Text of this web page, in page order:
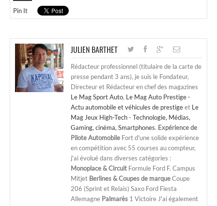
Pin It
JULIEN BARTHET
Rédacteur professionnel (titulaire de la carte de
presse pendant 3 ans), je suis le Fondateur,
Directeur et Rédacteur en chef des magazines
Le Mag Sport Auto, Le Mag Auto Prestige -
Actu automobile et véhicules de prestigeet Le
Mag Jeux High-Tech - Technologie, Médias,
Gaming, cinéma, Smartphones. Expérience de
Pilote Automobile Fort d'une solide expérience
en compétition avec 55 courses au compteur,
j'ai évolué dans diverses catégories :
Monoplace & Circuit Formule Ford F. Campus
Mitjet Berlines & Coupes de marqueCoupe
206 (Sprint et Relais) Saxo Ford Fiesta
Allemagne Palmarès 1 Victoire J'ai également